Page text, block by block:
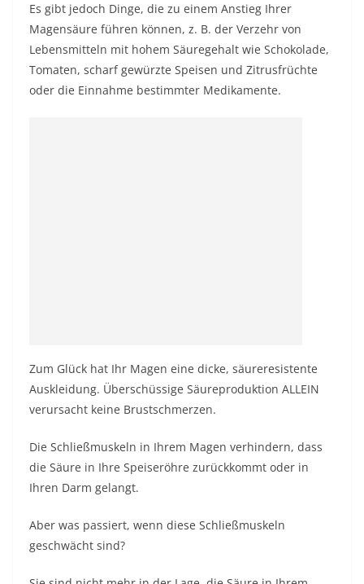
Es gibt jedoch Dinge, die zu einem Anstieg Ihrer
Magensäure führen können, z. B. der Verzehr von
Lebensmitteln mit hohem Säuregehalt wie Schokolade,
Tomaten, scharf gewürzte Speisen und Zitrusfrüchte
oder die Einnahme bestimmter Medikamente.
Zum Glück hat Ihr Magen eine dicke, säureresistente
Auskleidung. Überschüssige Säureproduktion ALLEIN
verursacht keine Brustschmerzen.
Die Schließmuskeln in Ihrem Magen verhindern, dass
die Säure in Ihre Speiseröhre zurückkommt oder in
Ihren Darm gelangt.
Aber was passiert, wenn diese Schließmuskeln
geschwächt sind?